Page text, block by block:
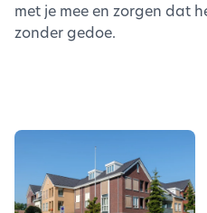
met je mee en zorgen dat
zonder gedoe.